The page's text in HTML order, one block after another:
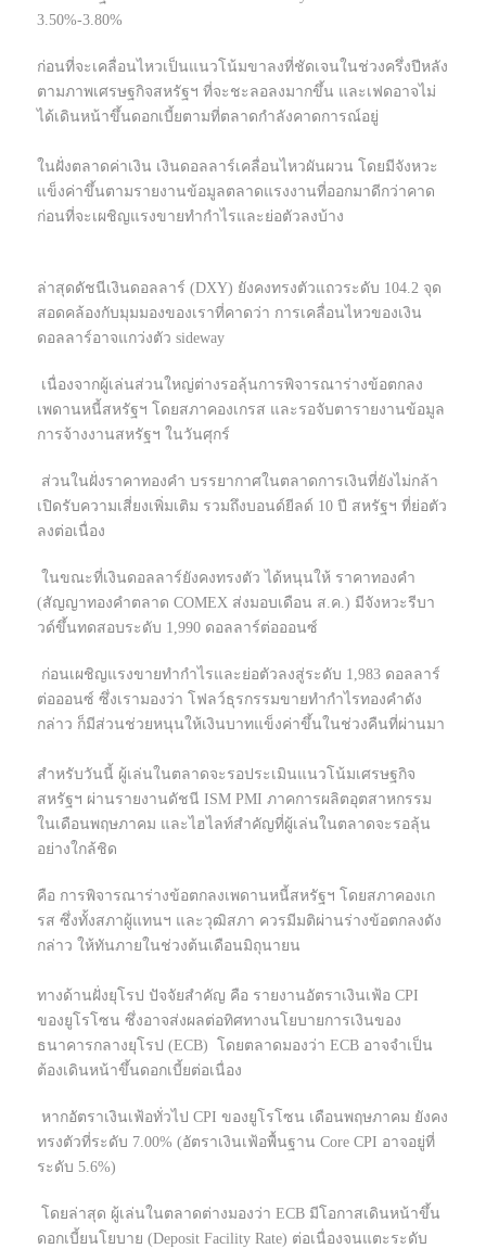
3.50%-3.80%
ก่อนที่จะเคลื่อนไหวเป็นแนวโน้มขาลงที่ชัดเจนในช่วงครึ่งปีหลัง
ตามภาพเศรษฐกิจสหรัฐฯ ที่จะชะลอลงมากขึ้น และเฟดอาจไม่
ได้เดินหน้าขึ้นดอกเบี้ยตามที่ตลาดกำลังคาดการณ์อยู่
ในฝั่งตลาดค่าเงิน เงินดอลลาร์เคลื่อนไหวผันผวน โดยมีจังหวะ
แข็งค่าขึ้นตามรายงานข้อมูลตลาดแรงงานที่ออกมาดีกว่าคาด
ก่อนที่จะเผชิญแรงขายทำกำไรและย่อตัวลงบ้าง
ล่าสุดดัชนีเงินดอลลาร์ (DXY) ยังคงทรงตัวแถวระดับ 104.2 จุด
สอดคล้องกับมุมมองของเราที่คาดว่า การเคลื่อนไหวของเงิน
ดอลลาร์อาจแกว่งตัว sideway
เนื่องจากผู้เล่นส่วนใหญ่ต่างรอลุ้นการพิจารณาร่างข้อตกลง
เพดานหนี้สหรัฐฯ โดยสภาคองเกรส และรอจับตารายงานข้อมูล
การจ้างงานสหรัฐฯ ในวันศุกร์
ส่วนในฝั่งราคาทองคำ บรรยากาศในตลาดการเงินที่ยังไม่กล้า
เปิดรับความเสี่ยงเพิ่มเติม รวมถึงบอนด์ยีลด์ 10 ปี สหรัฐฯ ที่ย่อตัว
ลงต่อเนื่อง
ในขณะที่เงินดอลลาร์ยังคงทรงตัว ได้หนุนให้ ราคาทองคำ
(สัญญาทองคำตลาด COMEX ส่งมอบเดือน ส.ค.) มีจังหวะรีบา
วด์ขึ้นทดสอบระดับ 1,990 ดอลลาร์ต่อออนซ์
ก่อนเผชิญแรงขายทำกำไรและย่อตัวลงสู่ระดับ 1,983 ดอลลาร์
ต่อออนซ์ ซึ่งเรามองว่า โฟลว์ธุรกรรมขายทำกำไรทองคำดัง
กล่าว ก็มีส่วนช่วยหนุนให้เงินบาทแข็งค่าขึ้นในช่วงคืนที่ผ่านมา
สำหรับวันนี้ ผู้เล่นในตลาดจะรอประเมินแนวโน้มเศรษฐกิจ
สหรัฐฯ ผ่านรายงานดัชนี ISM PMI ภาคการผลิตอุตสาหกรรม
ในเดือนพฤษภาคม และไฮไลท์สำคัญที่ผู้เล่นในตลาดจะรอลุ้น
อย่างใกล้ชิด
คือ การพิจารณาร่างข้อตกลงเพดานหนี้สหรัฐฯ โดยสภาคองเก
รส ซึ่งทั้งสภาผู้แทนฯ และวุฒิสภา ควรมีมติผ่านร่างข้อตกลงดัง
กล่าว ให้ทันภายในช่วงต้นเดือนมิถุนายน
ทางด้านฝั่งยุโรป ปัจจัยสำคัญ คือ รายงานอัตราเงินเฟ้อ CPI
ของยูโรโซน ซึ่งอาจส่งผลต่อทิศทางนโยบายการเงินของ
ธนาคารกลางยุโรป (ECB) โดยตลาดมองว่า ECB อาจจำเป็น
ต้องเดินหน้าขึ้นดอกเบี้ยต่อเนื่อง
หากอัตราเงินเฟ้อทั่วไป CPI ของยูโรโซน เดือนพฤษภาคม ยังคง
ทรงตัวที่ระดับ 7.00% (อัตราเงินเฟ้อพื้นฐาน Core CPI อาจอยู่ที่
ระดับ 5.6%)
โดยล่าสุด ผู้เล่นในตลาดต่างมองว่า ECB มีโอกาสเดินหน้าขึ้น
ดอกเบี้ยนโยบาย (Deposit Facility Rate) ต่อเนื่องจนแตะระดับ